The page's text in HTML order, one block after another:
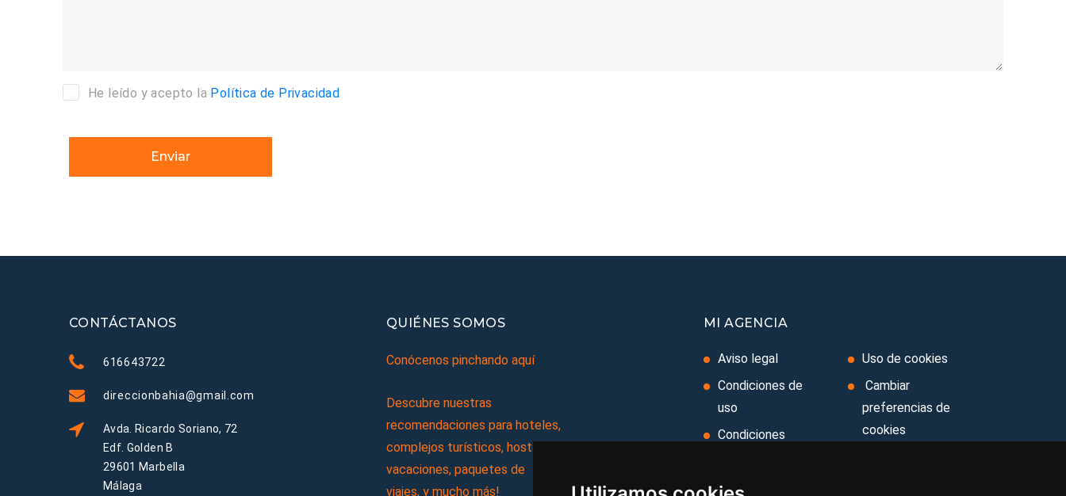
He leído y acepto la Política de Privacidad
Enviar
CONTÁCTANOS
616643722
direccionbahia@gmail.com
Avda. Ricardo Soriano, 72
Edf. Golden B
29601 Marbella
Málaga
QUIÉNES SOMOS
Conócenos pinchando aquí
Descubre nuestras
recomendaciones para hoteles,
complejos turísticos, hostales,
vacaciones, paquetes de
viajes, y mucho más!
MI AGENCIA
Aviso legal
Condiciones de
uso
Condiciones
Ley de Viajes
Uso de cookies
Cambiar
preferencias de
cookies